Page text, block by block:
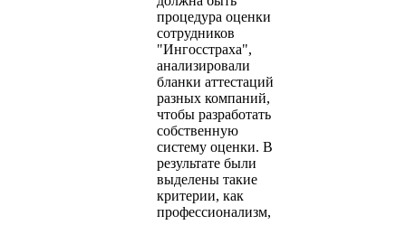
процедура оценки
сотрудников
"Ингосстраха",
анализировали
бланки аттестаций
разных компаний,
чтобы разработать
собственную
систему оценки. В
результате были
выделены такие
критерии, как
профессионализм,